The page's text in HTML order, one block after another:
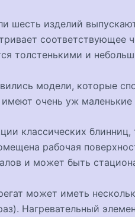
шесть изделий
соответствующее
толстенькими и
модели, которые
имеют очень уж
классических
рабочая
и может быть
может иметь
Нагревательный